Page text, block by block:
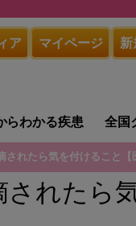
ア マイページ 新
らわかる疾患 全国
れたら気を付けること【
れたら